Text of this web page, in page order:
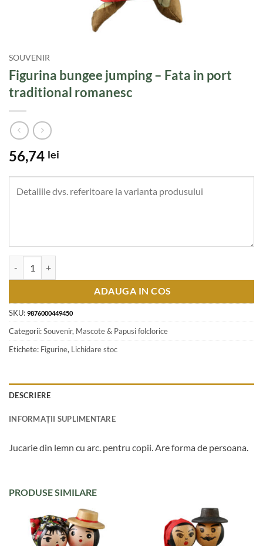
SOUVENIR
Figurina bungee jumping – Fata in port
traditional romanesc
56,74 lei
ADAUGA IN COS
SKU: 9876000449450
Categorii:Souvenir, Mascote & Papusi folclorice
Etichete: Figurine, Lichidare stoc
DESCRIERE
INFORMAȚII SUPLIMENTARE
Jucarie din lemn cu arc. pentru copii. Are forma de persoana.
PRODUSE SIMILARE